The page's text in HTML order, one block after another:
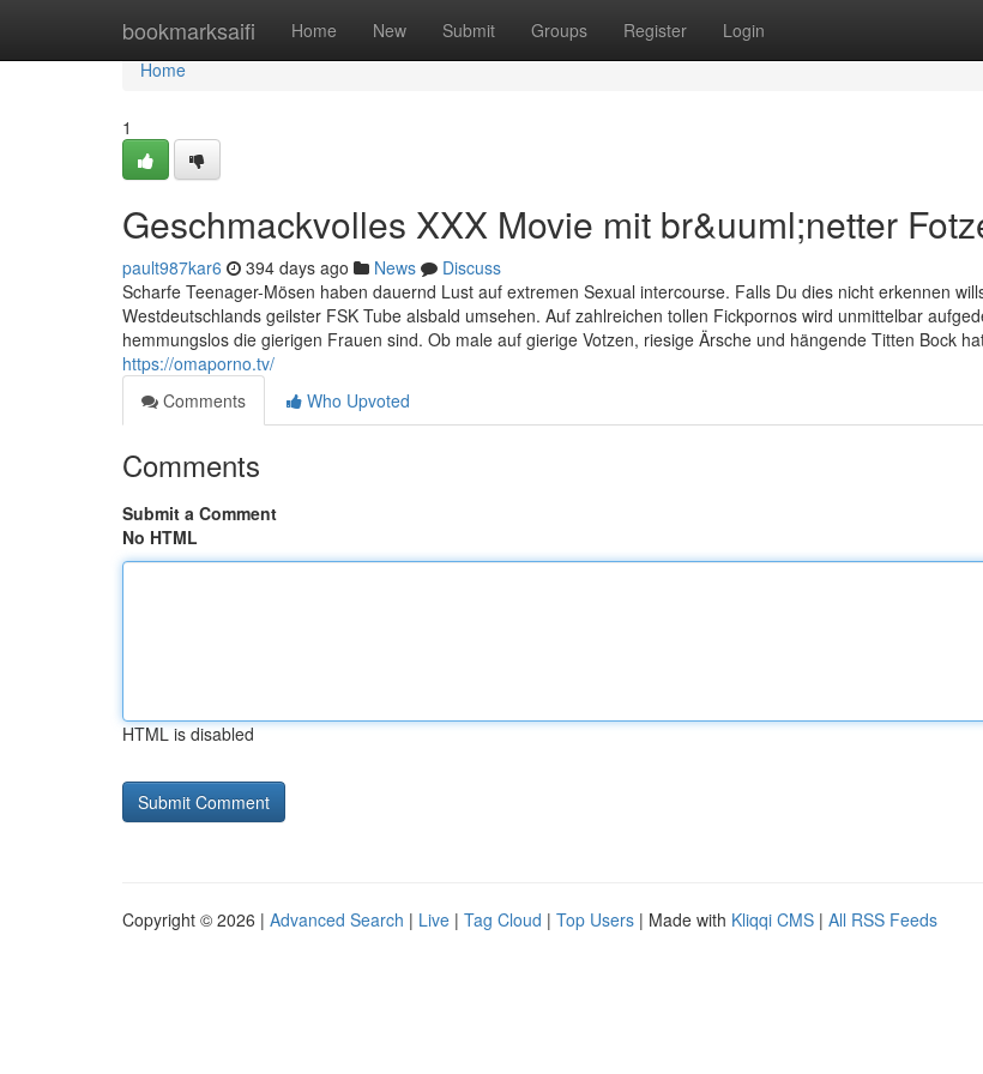
bookmarksaifi Home New Submit Groups Register Login
Home
Home
1
Geschmackvolles XXX Movie mit br&uuml;netter
pault987kar6 394 days ago News
Discuss
Scharfe Teenager-Mösen haben dauernd Lust auf extremen Sexual intercourse. Falls Du dies nicht erkennen
Westdeutschlands geilster FSK Tube alsbald umsehen. Auf zahlreichen tollen Fickpornos wird unmittelbar
hemmungslos die gierigen Frauen sind. Ob male auf gierige Votzen, riesige Ärsche und hängende Titten Bock
https://omaporno.tv/
Comments
Who Upvoted
Comments
Submit a Comment
No HTML
HTML is disabled
Copyright © 2026 | Advanced Search | Live | Tag Cloud | Top Users | Made with Kliqqi CMS | All RSS Feeds